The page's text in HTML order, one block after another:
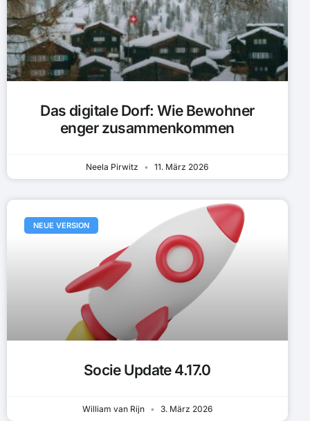
Das digitale Dorf: Wie Bewohner
enger zusammenkommen
Neela Pirwitz 11. März 2026
NEUE VERSION
Socie Update 4.17.0
William van Rijn 3. März 2026